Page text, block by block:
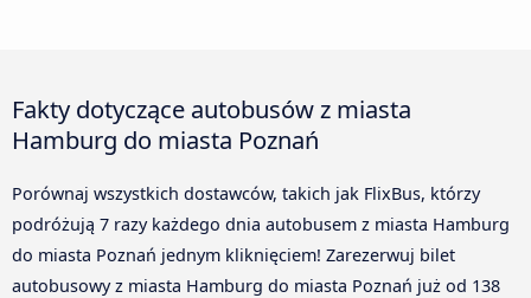
Fakty dotyczące autobusów z miasta
Hamburg do miasta Poznań
Porównaj wszystkich dostawców, takich jak FlixBus, którzy
podróżują 7 razy każdego dnia autobusem z miasta Hamburg
do miasta Poznań jednym kliknięciem! Zarezerwuj bilet
autobusowy z miasta Hamburg do miasta Poznań już od 138